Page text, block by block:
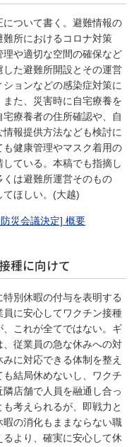
ついて書く。避難情報の
所におけるコロナ対策
や適切な空間の確保など
た避難所開設とその運営
ョンなどの感染症対策に
た、災害時に自宅療養を
療養者の住所確認や、自
報提供方法なども検討に
健康管理やマスク着用の
ている。本稿でも指摘し
は避難所運営そのもの
てほしい。(大越)
災会議決定] 概要
種に向けて
別休暇の付与を表明する
に安心してワクチン接種
これが全てではない。ギ
従業員の急な休みへの対
に対応できる体制を整え
結局休めないし、ワクチ
店舗で人員を融通し合っ
考えられるが、即戦力と
の消化もままならない職
より、確実に安心して休